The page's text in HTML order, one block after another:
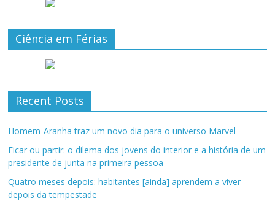
Ciência em Férias
Recent Posts
Homem-Aranha traz um novo dia para o universo Marvel
Ficar ou partir: o dilema dos jovens do interior e a história de um
presidente de junta na primeira pessoa
Quatro meses depois: habitantes [ainda] aprendem a viver
depois da tempestade